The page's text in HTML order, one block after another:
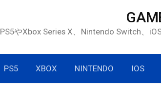
PS5やXbox Series X、Nintendo Switch、
PS5 XBOX NINTENDO IOS